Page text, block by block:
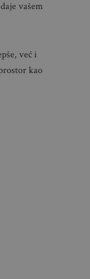
vašem
već i
kao